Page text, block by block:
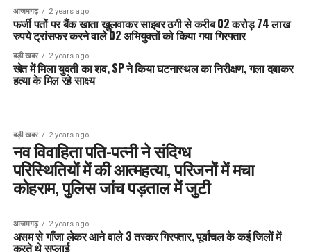
आजमगढ़ 2 years ago
फर्जी पतों पर बैंक खाता खुलवाकर साइबर ठगी से करीब 02 करोड़ 74 लाख
रुपये ट्रांसफर करने वाले 02 अभियुक्तों को किया गया गिरफ्तार
बड़ी खबर 2 years ago
खेत में मिला युवती का शव, SP ने किया घटनास्थल का निरीक्षण, गला दबाकर
हत्या के मिल रहे साक्ष्य
बड़ी खबर 2 years ago
नव विवाहिता पति-पत्नी ने संदिग्ध
परिस्थितियों में की आत्महत्या, परिजनों में मचा
कोहराम, पुलिस जांच पड़ताल में जुटी
आजमगढ़ 2 years ago
असम से गाँजा लेकर आने वाले 3 तस्कर गिरफ्तार, पूर्वांचल के कई जिलों में
करते थे सप्लाई